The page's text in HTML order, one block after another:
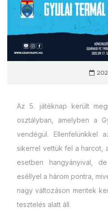
Az 5. játéknap került
osztályban, amelyben a
vendégül. Ellenfelünkkel
sikerrel vettük fel a harcot,
esetben hangyányival,
eséllyel a három pontra,
nagy változáson mentek
tesztelés alatt áll.